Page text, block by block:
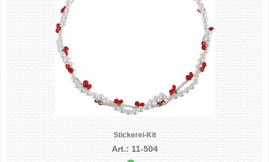
Stickerei-Kit
Art.: 11-504